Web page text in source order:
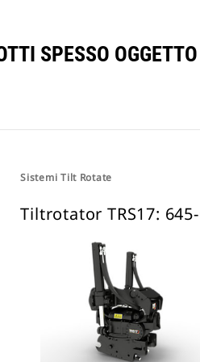
SPESSO
Sistemi Tilt Rotate
Tiltrotator TRS17: